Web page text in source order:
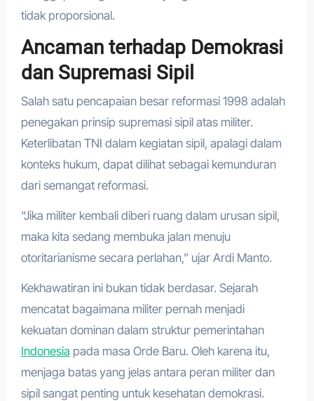
tidak proporsional.
Ancaman terhadap Demokrasi
dan Supremasi Sipil
Salah satu pencapaian besar reformasi 1998 adalah
penegakan prinsip supremasi sipil atas militer.
Keterlibatan TNI dalam kegiatan sipil, apalagi dalam
konteks hukum, dapat dilihat sebagai kemunduran
dari semangat reformasi.
“Jika militer kembali diberi ruang dalam urusan sipil,
maka kita sedang membuka jalan menuju
otoritarianisme secara perlahan,” ujar Ardi Manto.
Kekhawatiran ini bukan tidak berdasar. Sejarah
mencatat bagaimana militer pernah menjadi
kekuatan dominan dalam struktur pemerintahan
Indonesia pada masa Orde Baru. Oleh karena itu,
menjaga batas yang jelas antara peran militer dan
sipil sangat penting untuk kesehatan demokrasi.